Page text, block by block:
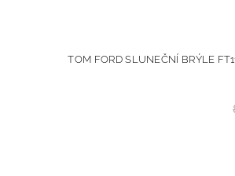
TOM FORD SLUNEČNÍ BRÝLE